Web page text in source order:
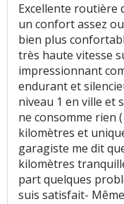
Excellente routière
un confort assez
bien plus
très haute vitesse
impressionnant
endurant et
niveau 1 en ville et
ne consomme rien
kilomètres et
garagiste me dit
kilomètres
part quelques
suis satisfait-